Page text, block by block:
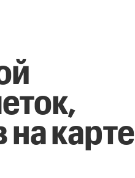
карте